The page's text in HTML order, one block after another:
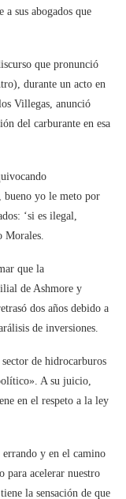
sus abogados que
que pronunció
durante un acto en
Villegas, anunció
del carburante en esa
bueno yo le meto por
‘si es ilegal,
Morales.
que la
de Ashmore y
dos años debido a
de inversiones.
de hidrocarburos
A su juicio,
en el respeto a la ley
errando y en el camino
para acelerar nuestro
la sensación de que